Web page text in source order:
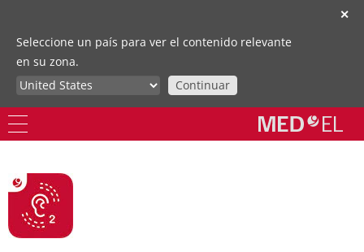
✕
Seleccione un país para ver el contenido relevante
en su zona.
Continuar